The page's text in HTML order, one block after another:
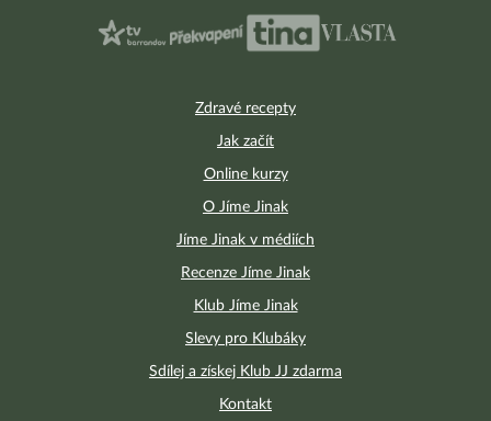
Zdravé recepty
Jak začít
Online kurzy
O Jíme Jinak
Jíme Jinak v médiích
Recenze Jíme Jinak
Klub Jíme Jinak
Slevy pro Klubáky
Sdílej a získej Klub JJ zdarma
Kontakt